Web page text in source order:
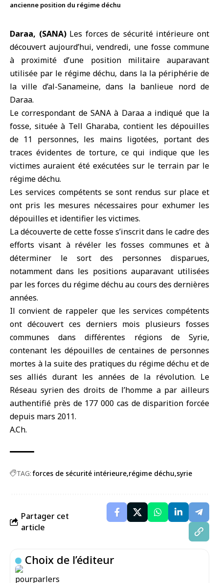
ancienne position du régime déchu
Daraa, (SANA)Les forces de sécurité intérieure ont
découvert aujourd’hui, vendredi, une fosse commune
à proximité d’une position militaire auparavant
utilisée par le régime déchu, dans la la périphérie de
la ville d’al-Sanameine, dans la banlieue nord de
Daraa.
Le correspondant de SANA à Daraa a indiqué que la
fosse, située à Tell Gharaba, contient les dépouilles
de 11 personnes, les mains ligotées, portant des
traces évidentes de torture, ce qui indique que les
victimes auraient été exécutées sur le terrain par le
régime déchu.
Les services compétents se sont rendus sur place et
ont pris les mesures nécessaires pour exhumer les
dépouilles et identifier les victimes.
La découverte de cette fosse s’inscrit dans le cadre des
efforts visant à révéler les fosses communes et à
déterminer le sort des personnes disparues,
notamment dans les positions auparavant utilisées
par les forces du régime déchu au cours des dernières
années.
Il convient de rappeler que les services compétents
ont découvert ces derniers mois plusieurs fosses
communes dans différentes régions de Syrie,
contenant les dépouilles de centaines de personnes
mortes à la suite des pratiques du régime déchu et de
ses alliés durant les années de la révolution. Le
Réseau syrien des droits de l’homme a par ailleurs
authentifié près de 177 000 cas de disparition forcée
depuis mars 2011.
A.Ch.
TAG: forces de sécurité intérieure régime déchu syrie
Partager cet
article
Choix de l’éditeur